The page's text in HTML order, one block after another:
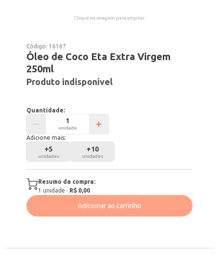
Clique na imagem para ampliar.
Código: 16167
Óleo de Coco Eta Extra Virgem
250ml
Produto indisponível
Quantidade:
unidade
Adicione mais:
+5
unidades
+10
unidades
Resumo da compra:
1 unidade · R$ 0,00
Adicionar ao carrinho